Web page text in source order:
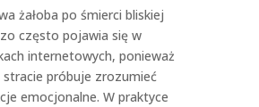
żałoba po śmierci bliskiej
często pojawia się w
internetowych, ponieważ
stracie próbuje zrozumieć
emocjonalne. W praktyce